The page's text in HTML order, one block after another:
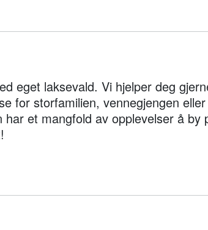
eget laksevald. Vi hjelper deg
for storfamilien, vennegjengen eller
et mangfold av opplevelser å by